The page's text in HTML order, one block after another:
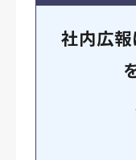
社内広報